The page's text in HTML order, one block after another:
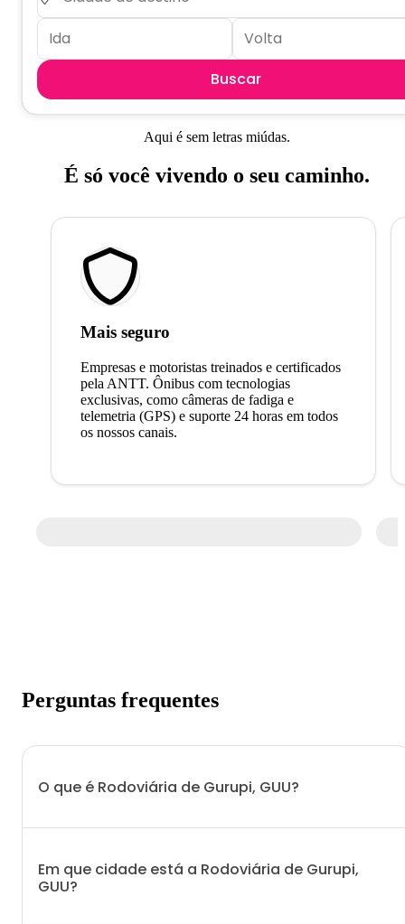
Buscar
Aqui é sem letras miúdas.
É só você vivendo o seu caminho.
Mais seguro
Empresas e motoristas treinados e certificados
pela ANTT. Ônibus com tecnologias
exclusivas, como câmeras de fadiga e
telemetria (GPS) e suporte 24 horas em todos
os nossos canais.
Perguntas frequentes
O que é Rodoviária de Gurupi, GUU?
Em que cidade está a Rodoviária de Gurupi,
GUU?